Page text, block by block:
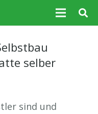
selber
sind und